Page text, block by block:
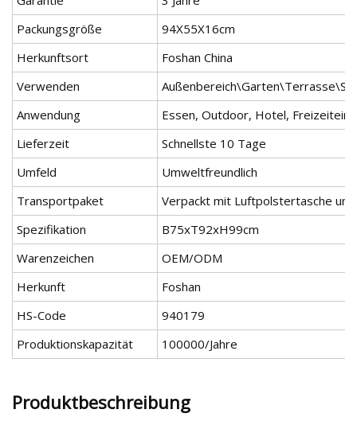
Packungsgröße
94X55X16cm
Herkunftsort
Foshan China
Verwenden
Anwendung
Essen, Outdoor, Hotel,
Lieferzeit
Schnellste 10 Tage
Umfeld
Umweltfreundlich
Transportpaket
Verpackt mit Luftpolstertasche
Spezifikation
B75xT92xH99cm
Warenzeichen
OEM/ODM
Herkunft
Foshan
HS-Code
940179
Produktionskapazität
100000/Jahre
Produktbeschreibung